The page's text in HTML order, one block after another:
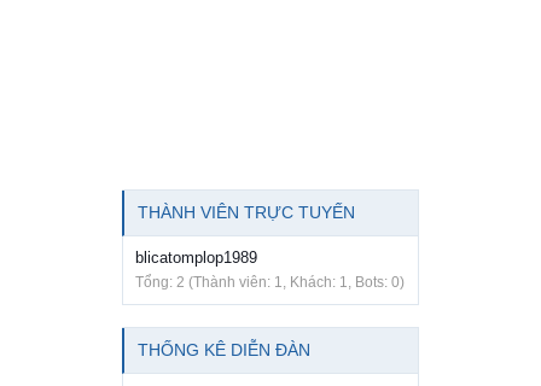
THÀNH VIÊN TRỰC TUYẾN
blicatomplop1989
Tổng: 2 (Thành viên: 1, Khách: 1, Bots: 0)
THỐNG KÊ DIỄN ĐÀN